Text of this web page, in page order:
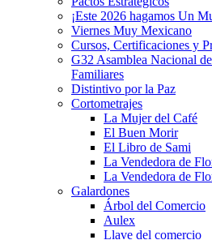
¡Este 2026 hagamos Un
Viernes Muy Mexicano
Cursos, Certificaciones y
G32 Asamblea Nacional
Familiares
Distintivo por la Paz
Cortometrajes
La Mujer del Café
El Buen Morir
El Libro de Sami
La Vendedora de
La Vendedora de
Galardones
Árbol del Comercio
Aulex
Llave del comercio